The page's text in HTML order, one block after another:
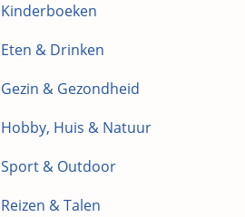
Kinderboeken
Eten & Drinken
Gezin & Gezondheid
Hobby, Huis & Natuur
Sport & Outdoor
Reizen & Talen